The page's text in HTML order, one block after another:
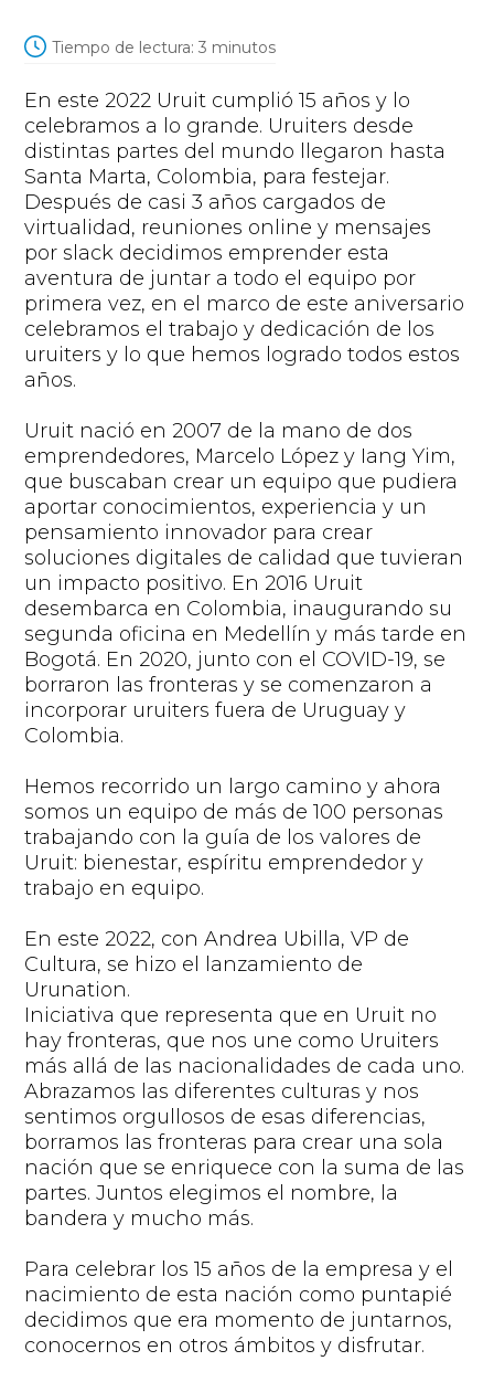
Tiempo de lectura: 3 minutos
En este 2022 Uruit cumplió 15 años y lo
celebramos a lo grande. Uruiters desde
distintas partes del mundo llegaron hasta
Santa Marta, Colombia, para festejar.
Después de casi 3 años cargados de
virtualidad, reuniones online y mensajes
porslack decidimos emprender esta
aventura de juntar a todo el equipo por
primera vez, en el marco de este aniversario
celebramos el trabajo y dedicación de los
uruiters y lo que hemos logrado todos estos
años.
Uruit nació en 2007 de la mano de dos
emprendedores, Marcelo López y Iang Yim,
que buscaban crear un equipo que pudiera
aportar conocimientos, experiencia y un
pensamiento innovador para crear
soluciones digitales de calidad que tuvieran
un impacto positivo. En 2016 Uruit
desembarca en Colombia, inaugurando su
segunda oficina en Medellín y más tarde en
Bogotá. En 2020, junto con el COVID-19, se
borraron las fronteras yse comenzaron a
incorporar uruiters fuera de Uruguay y
Colombia.
Hemos recorrido un largo camino y ahora
somos un equipo de más de 100 personas
trabajando con la guía de los valores de
Uruit: bienestar, espíritu emprendedor y
trabajo en equipo.
En este 2022, con Andrea Ubilla, VP de
Cultura, se hizo el lanzamiento de
Urunation.
Iniciativa que representa que en Uruit no
hay fronteras, que nos une como Uruiters
más allá de las nacionalidades de cada uno.
Abrazamos las diferentes culturas y nos
sentimos orgullosos de esas diferencias,
borramos las fronteras para crear una sola
nación que se enriquece con la suma de las
partes.Juntos elegimos el nombre, la
bandera y mucho más.
Para celebrar los 15 años de la empresay el
nacimiento de esta nación como puntapié
decidimos que era momento de juntarnos,
conocernos en otros ámbitos y disfrutar.